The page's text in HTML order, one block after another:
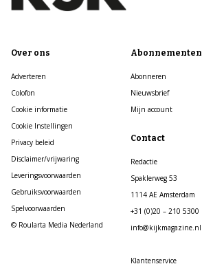
Over ons
Adverteren
Colofon
Cookie informatie
Cookie Instellingen
Privacy beleid
Disclaimer/vrijwaring
Leveringsvoorwaarden
Gebruiksvoorwaarden
Spelvoorwaarden
© Roularta Media Nederland
Abonnementen
Abonneren
Nieuwsbrief
Mijn account
Contact
Redactie
Spaklerweg 53
1114 AE Amsterdam
+31 (0)20 – 210 5300
info@kijkmagazine.nl
Klantenservice